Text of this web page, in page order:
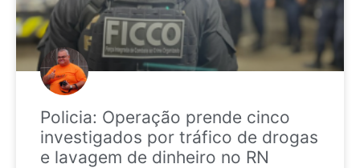
Policia: Operação prende cinco
investigados por tráfico de drogas
e lavagem de dinheiro no RN